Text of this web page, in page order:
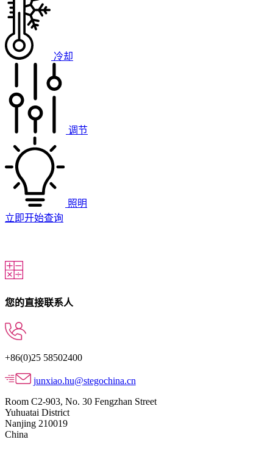
冷却
调节
照明
立即开始查询
您的直接联系人
+86(0)25 58502400
junxiao.hu@stegochina.cn
Room C2-903, No. 30 Fengzhan Street
Yuhuatai District
Nanjing 210019
China